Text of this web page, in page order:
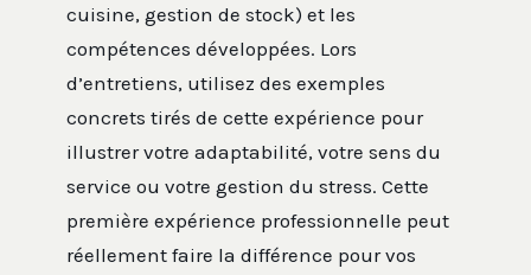
cuisine, gestion de stock) et les
compétences développées. Lors
d’entretiens, utilisez des exemples
concrets tirés de cette expérience pour
illustrer votre adaptabilité, votre sens du
service ou votre gestion du stress. Cette
première expérience professionnelle peut
réellement faire la différence pour vos